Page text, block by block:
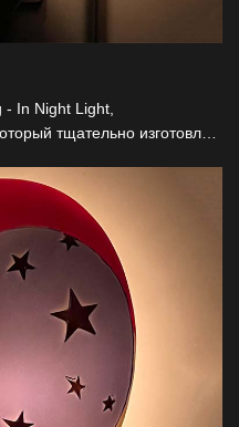
In Night Light,
тщательно изготовлен
вращения на 360°, которая
розетке и дополняет
очаровательным дизайном.
оптовиков,
и праздничную атмосферу